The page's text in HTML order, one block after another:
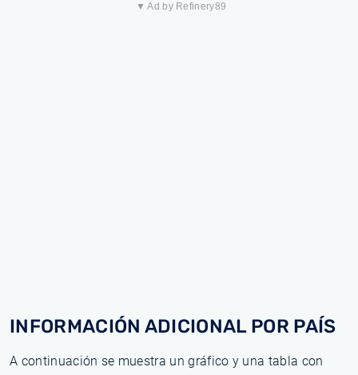
▼ Ad by Refinery89
INFORMACIÓN ADICIONAL POR PAÍS
A continuación se muestra un gráfico y una tabla con